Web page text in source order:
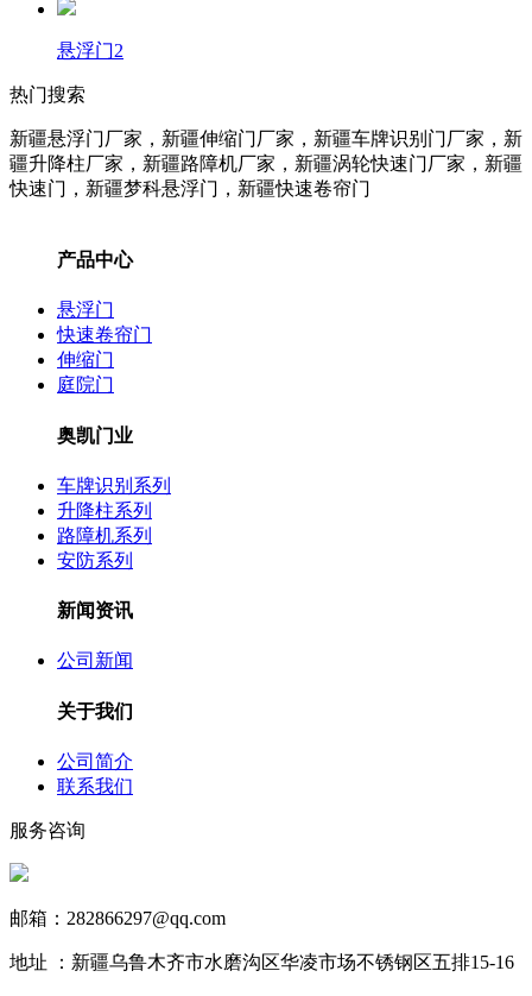
悬浮门2
热门搜索
新疆悬浮门厂家，新疆伸缩门厂家，新疆车牌识别门厂家，新
疆升降柱厂家 ，新疆路障机厂家 ，新疆涡轮快速门厂家 ，新疆
快速门，新疆梦科悬浮门，新疆快速卷帘门
产品中心
悬浮门
快速卷帘门
伸缩门
庭院门
奥凯门业
车牌识别系列
升降柱系列
路障机系列
安防系列
新闻资讯
公司新闻
关于我们
公司简介
联系我们
服务咨询
邮箱：282866297@qq.com
地址 ：新疆乌鲁木齐市水磨沟区华凌市场不锈钢区五排15-16